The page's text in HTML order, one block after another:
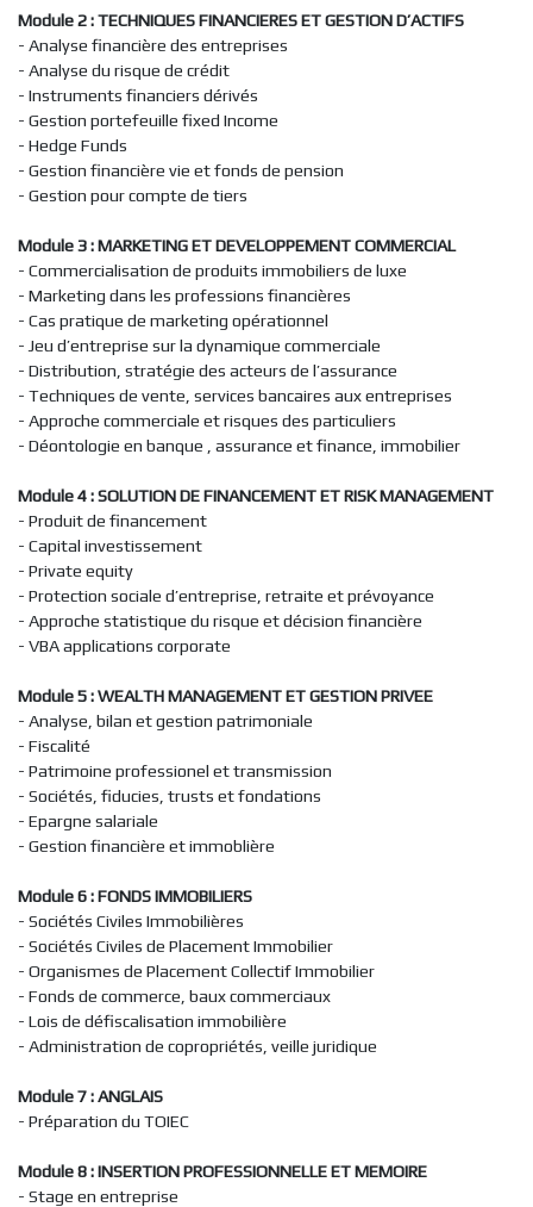
Module 2 : TECHNIQUES FINANCIERES ET GESTION D’ACTIFS
- Analyse financière des entreprises
- Analyse du risque de crédit
- Instruments financiers dérivés
- Gestion portefeuille fixed Income
- Hedge Funds
- Gestion financière vie et fonds de pension
- Gestion pour compte de tiers
Module 3 : MARKETING ET DEVELOPPEMENT COMMERCIAL
- Commercialisation de produits immobiliers de luxe
- Marketing dans les professions financières
- Cas pratique de marketing opérationnel
- Jeu d’entreprise sur la dynamique commerciale
- Distribution, stratégie des acteurs de l’assurance
- Techniques de vente, services bancaires aux entreprises
- Approche commerciale et risques des particuliers
- Déontologie en banque , assurance et finance, immobilier
Module 4 : SOLUTION DE FINANCEMENT ET RISK MANAGEMENT
- Produit de financement
- Capital investissement
- Private equity
- Protection sociale d’entreprise, retraite et prévoyance
- Approche statistique du risque et décision financière
- VBA applications corporate
Module 5 : WEALTH MANAGEMENT ET GESTION PRIVEE
- Analyse, bilan et gestion patrimoniale
- Fiscalité
- Patrimoine professionel et transmission
- Sociétés, fiducies, trusts et fondations
- Epargne salariale
- Gestion financière et immoblière
Module 6 : FONDS IMMOBILIERS
- Sociétés Civiles Immobilières
- Sociétés Civiles de Placement Immobilier
- Organismes de Placement Collectif Immobilier
- Fonds de commerce, baux commerciaux
- Lois de défiscalisation immobilière
- Administration de copropriétés, veille juridique
Module 7 : ANGLAIS
- Préparation du TOIEC
Module 8 : INSERTION PROFESSIONNELLE ET MEMOIRE
- Stage en entreprise